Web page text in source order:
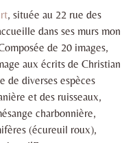
, située au 22 rue des
dans ses murs mon
de 20 images,
aux écrits de Christian
de diverses espèces
et des ruisseaux,
charbonnière,
(écureuil roux),